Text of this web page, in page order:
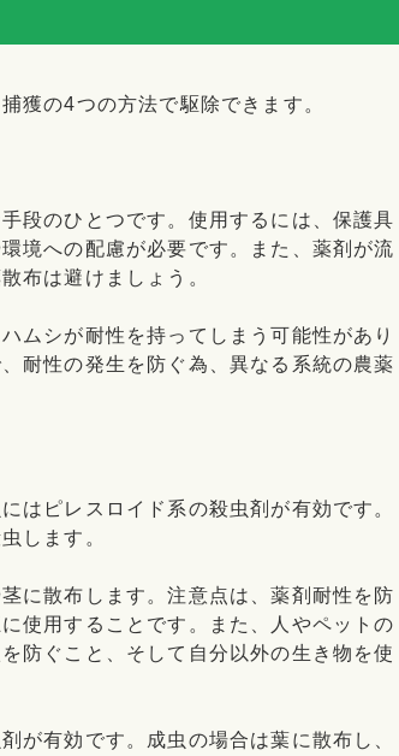
獲の4つの方法で駆除できます。
段のひとつです。使用するには、保護具
境への配慮が必要です。また、薬剤が流
布は避けましょう。
ムシが耐性を持ってしまう可能性があり
耐性の発生を防ぐ為、異なる系統の農薬
はピレスロイド系の殺虫剤が有効です。
します。
に散布します。注意点は、薬剤耐性を防
使用することです。また、人やペットの
防ぐこと、そして自分以外の生き物を使
が有効です。成虫の場合は葉に散布し、